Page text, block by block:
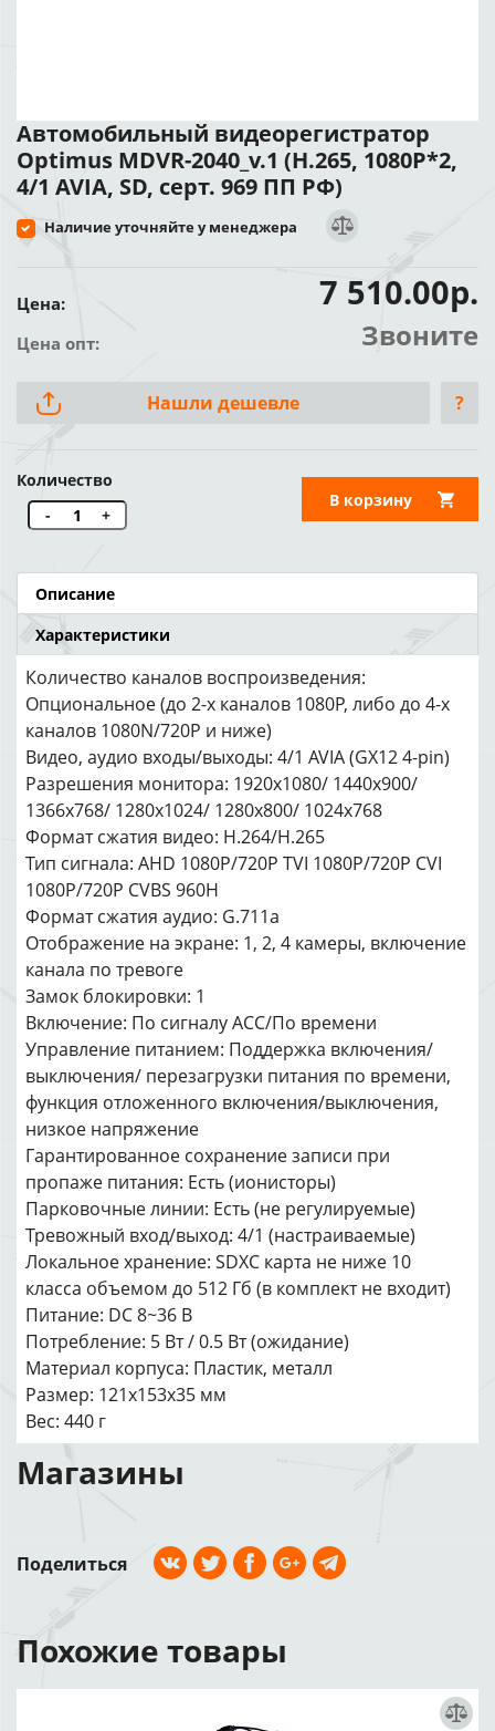
Автомобильный видеорегистратор
Optimus MDVR-2040_v.1 (H.265, 1080P*2,
4/1 AVIA, SD, серт. 969 ПП РФ)
Наличие уточняйте у менеджера
Цена: 7 510.00р.
Цена опт: Звоните
Нашли дешевле ?
Количество
-
+
В корзину
Описание
Характеристики
Количество каналов воспроизведения:
Опциональное (до 2-х каналов 1080P, либо до 4-х
каналов 1080N/720P и ниже)
Видео, аудио входы/выходы: 4/1 AVIA (GX12 4-pin)
Разрешения монитора: 1920x1080/ 1440x900/
1366x768/ 1280x1024/ 1280x800/ 1024x768
Формат сжатия видео: H.264/H.265
Тип сигнала: AHD 1080P/720P TVI 1080P/720P CVI
1080P/720P CVBS 960H
Формат сжатия аудио: G.711a
Отображение на экране: 1, 2, 4 камеры, включение
канала по тревоге
Замок блокировки: 1
Включение: По сигналу ACC/По времени
Управление питанием: Поддержка включения/
выключения/ перезагрузки питания по времени,
функция отложенного включения/выключения,
низкое напряжение
Гарантированное сохранение записи при
пропаже питания: Есть (ионисторы)
Парковочные линии: Есть (не регулируемые)
Тревожный вход/выход: 4/1 (настраиваемые)
Локальное хранение: SDXC карта не ниже 10
класса объемом до 512 Гб (в комплект не входит)
Питание: DC 8~36 В
Потребление: 5 Вт / 0.5 Вт (ожидание)
Материал корпуса: Пластик, металл
Размер: 121x153x35 мм
Вес: 440 г
Магазины
Поделиться
Похожие товары